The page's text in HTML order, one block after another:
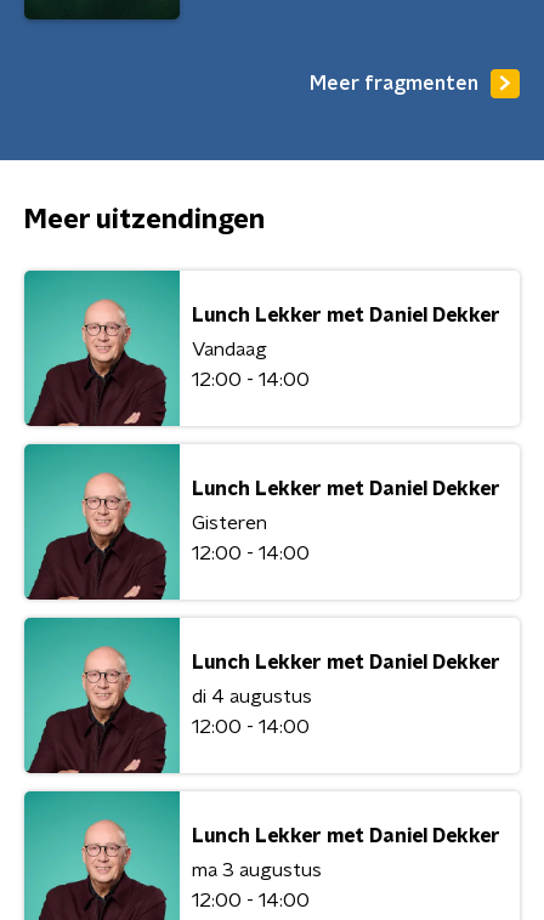
Meer fragmenten
Meer uitzendingen
Lunch Lekker met Daniel Dekker
Vandaag
12:00 - 14:00
Lunch Lekker met Daniel Dekker
Gisteren
12:00 - 14:00
Lunch Lekker met Daniel Dekker
di 4 augustus
12:00 - 14:00
Lunch Lekker met Daniel Dekker
ma 3 augustus
12:00 - 14:00